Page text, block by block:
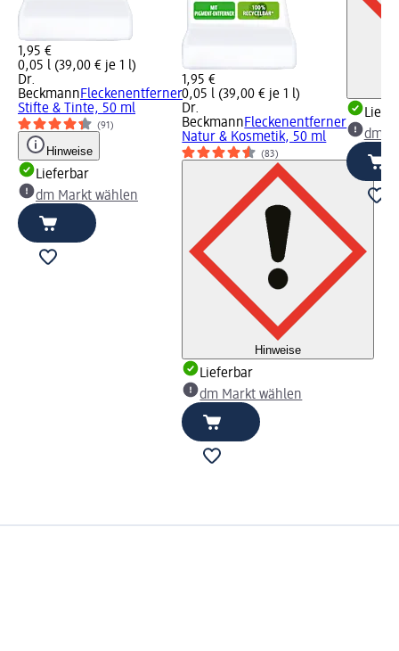
1,95 €
0,05 l (39,00 € je 1 l)
Dr.
BeckmannFleckenentferner
Stifte & Tinte, 50 ml
(91)
Hinweise
Lieferbar
dm Markt wählen
1,95 €
0,05 l (39,00 € je 1 l)
Dr.
BeckmannFleckenentferner
Natur & Kosmetik, 50 ml
(83)
Hinweise
Lieferbar
dm Markt wählen
dm